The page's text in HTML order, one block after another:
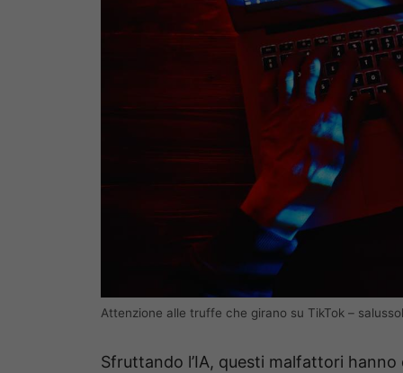
Attenzione alle truffe che girano su TikTok –
Sfruttando l’IA, questi malfattori